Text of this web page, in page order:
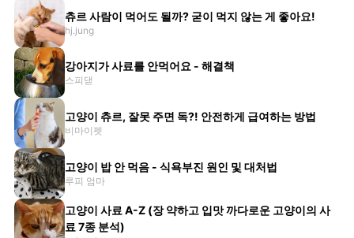
츄르 사람이 먹어도 될까? 굳이 먹지 않는 게 좋아요!
hj.jung
강아지가 사료를 안먹어요 - 해결책
스피댇
고양이 츄르, 잘못 주면 독?! 안전하게 급여하는 방법
비마이펫
고양이 밥 안 먹음 - 식욕부진 원인 및 대처법
루피 엄마
고양이 사료 A-Z (장 약하고 입맛 까다로운 고양이의 사
료 7종 분석)